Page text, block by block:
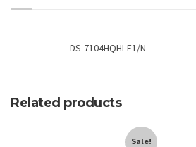
DS-7104HQHI-F1/N
Related products
Sale!